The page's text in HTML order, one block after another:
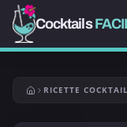
Cocktails
RICETTE COCKTAIL